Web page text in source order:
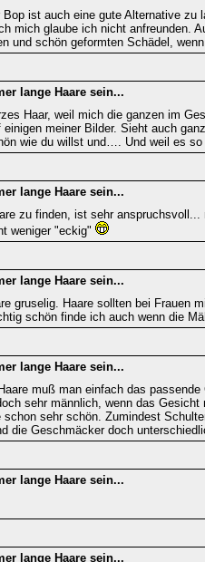
ist auch eine gute Alternative zu
mich glaube ich nicht anfreunden.
und schön geformten Schädel,
lange Haare sein...
Haar, weil mich die ganzen im
meiner Bilder. Sieht auch
wie du willst und…. Und weil es
lange Haare sein...
zu finden, ist sehr
weniger "eckig"
lange Haare sein...
gruselig. Haare sollten bei Frauen
schön finde ich auch wenn die
lange Haare sein...
muß man einfach das
sehr männlich, wenn das
schon sehr schön. Zumindest
die Geschmäcker doch
lange Haare sein...
lange Haare sein...